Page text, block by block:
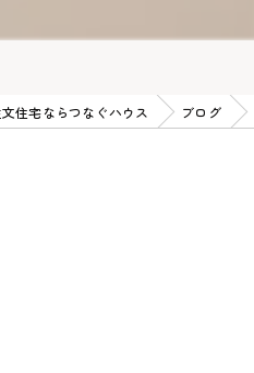
住宅ならつなぐハウス ブログ